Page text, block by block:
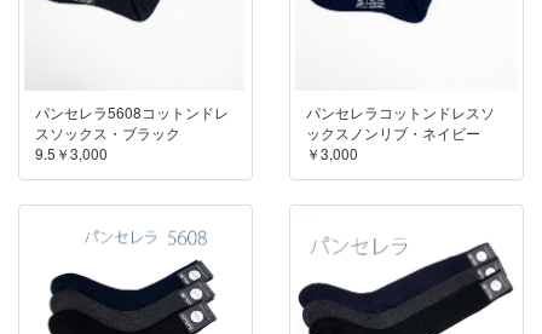
パンセレラ5608コットンドレ
スソックス・ブラック
9.5￥3,000
パンセレラコットンドレスソ
ックスノンリブ・ネイビー
￥3,000